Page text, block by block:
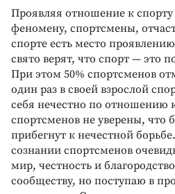
Проявляя отношение к спорту
феномену, спортсмены,
спорте есть место
свято верят, что спорт — это
При этом 50% спортсменов
один раз в своей взрослой
себя нечестно по отношению
спортсменов не уверены, что
прибегнут к нечестной
сознании спортсменов
мир, честность и
сообществу, но поступаю в